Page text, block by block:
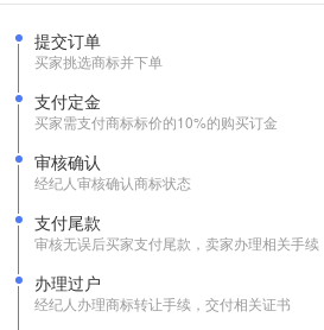
提交订单
买家挑选商标并下单
支付定金
买家需支付商标标价的10%的购买订金
审核确认
经纪人审核确认商标状态
支付尾款
审核无误后买家支付尾款，卖家办理相关手续
办理过户
经纪人办理商标转让手续，交付相关证书